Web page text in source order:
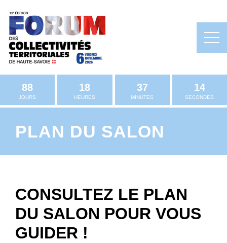
88
JOURS
18
HEURES
37
MINUTES
14
SECONDES
PLAN DU SALON
CONSULTEZ LE PLAN
DU SALON POUR VOUS
GUIDER !